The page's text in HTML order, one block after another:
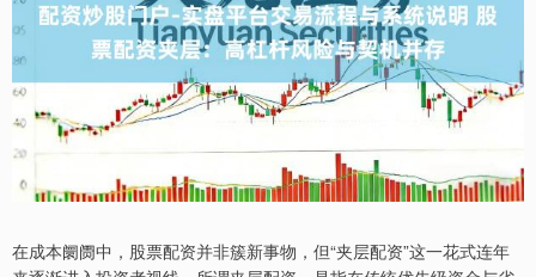
在成本阛阓中，股票配资并非簇新事物，但“夹层配资”这一花式连年